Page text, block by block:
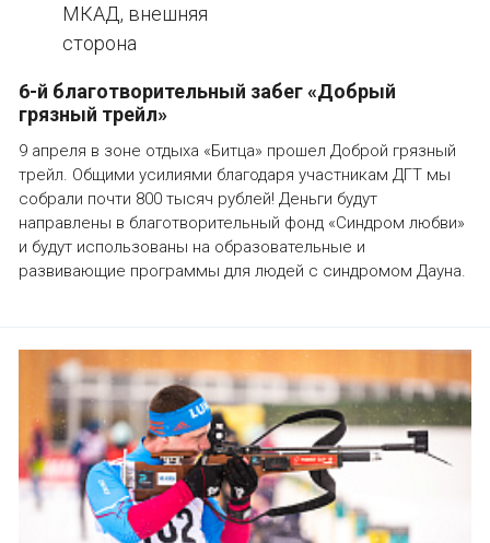
МКАД, внешняя
сторона
6-й благотворительный забег «Добрый
грязный трейл»
9 апреля в зоне отдыха «Битца» прошел Доброй грязный
трейл. Общими усилиями благодаря участникам ДГТ мы
собрали почти 800 тысяч рублей! Деньги будут
направлены в благотворительный фонд «Синдром любви»
и будут использованы на образовательные и
развивающие программы для людей с синдромом Дауна.